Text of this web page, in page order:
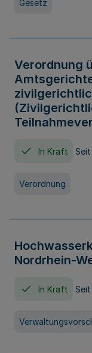
Gesetz
Verordnung
In Kraft
Verordnung
Nordrhein-
In Kraft